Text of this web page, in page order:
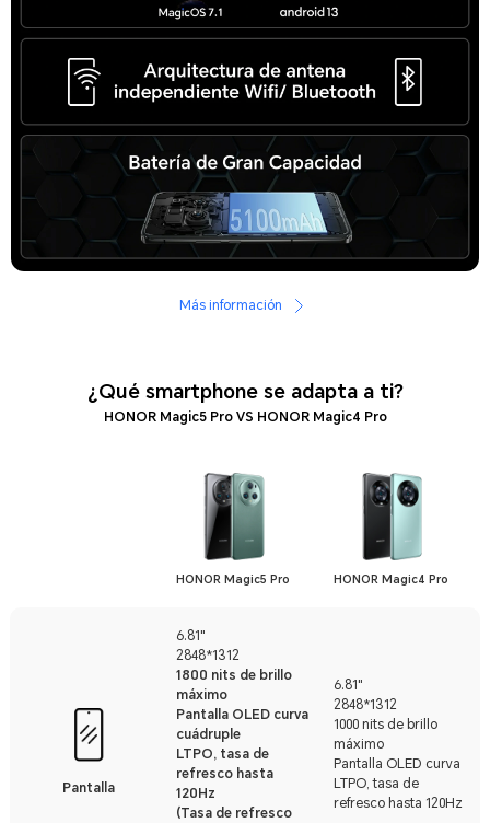
Más información
¿Qué smartphone se adapta a ti?
HONOR Magic5 Pro VS HONOR Magic4 Pro
HONOR Magic5 Pro HONOR Magic4 Pro
Pantalla
6.81"
2848*1312
1800 nits de brillo
máximo
Pantalla OLED curva
cuádruple
LTPO, tasa de
refresco hasta
120Hz
(Tasa de refresco
6.81"
2848*1312
1000 nits de brillo
máximo
Pantalla OLED curva
LTPO, tasa de
refresco hasta 120Hz